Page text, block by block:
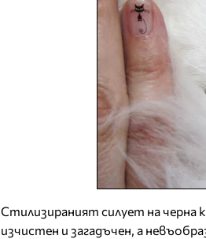
Стилизираният силует на черна
изчистен и загадъчен, а